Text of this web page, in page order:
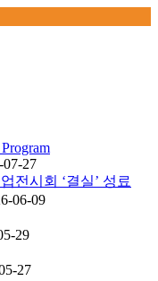
07-27
06-09
29
27